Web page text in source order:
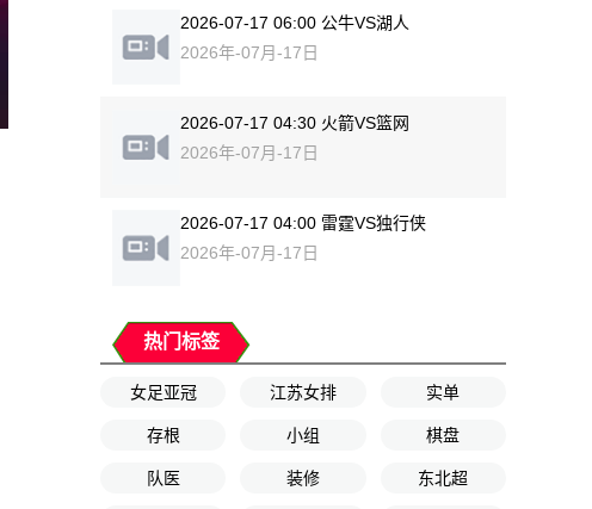
2026-07-17 06:00 公牛VS湖人
2026年-07月-17日
2026-07-17 04:30 火箭VS篮网
2026年-07月-17日
2026-07-17 04:00 雷霆VS独行侠
2026年-07月-17日
热门标签
女足亚冠 江苏女排 实单
存根 小组 棋盘
队医 装修 东北超